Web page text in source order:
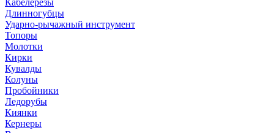
Кабелерезы
Длинногубцы
Ударно-рычажный инструмент
Топоры
Молотки
Кирки
Кувалды
Колуны
Пробойники
Ледорубы
Киянки
Кернеры